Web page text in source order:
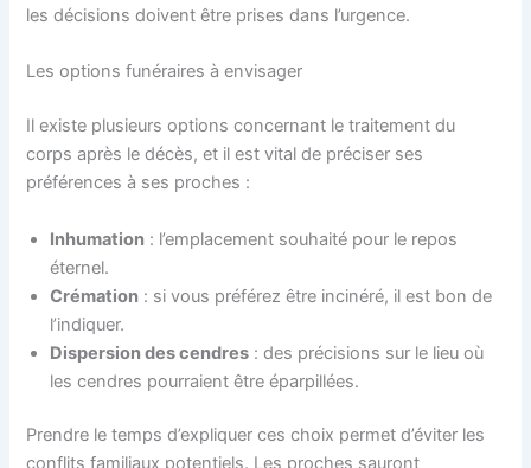
les décisions doivent être prises dans l’urgence.
Les options funéraires à envisager
Il existe plusieurs options concernant le traitement du
corps après le décès, et il est vital de préciser ses
préférences à ses proches :
Inhumation : l’emplacement souhaité pour le repos
éternel.
Crémation : si vous préférez être incinéré, il est bon de
l’indiquer.
Dispersion des cendres : des précisions sur le lieu où
les cendres pourraient être éparpillées.
Prendre le temps d’expliquer ces choix permet d’éviter les